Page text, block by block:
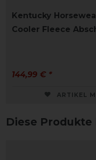
Kentucky
Cooler Fleece
144,99 € *
ARTIKEL
Diese